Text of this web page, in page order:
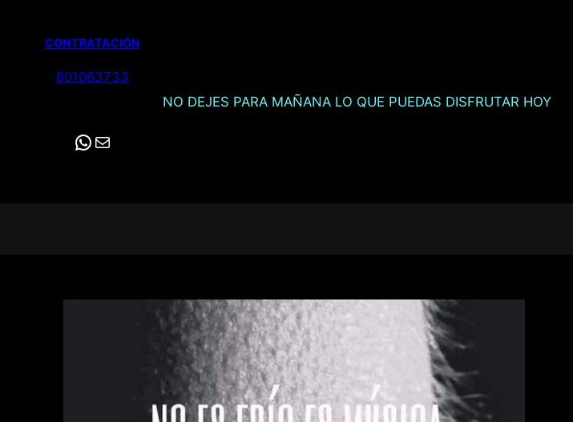
CONTRATACIÓN
601063733
NO DEJES PARA MAÑANA LO QUE PUEDAS DISFRUTAR HOY